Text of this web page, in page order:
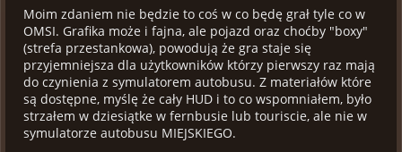
Moim zdaniem nie będzie to coś w co będę grał tyle co w
OMSI. Grafika może i fajna, ale pojazd oraz choćby "boxy"
(strefa przestankowa), powodują że gra staje się
przyjemniejsza dla użytkowników którzy pierwszy raz mają
do czynienia z symulatorem autobusu. Z materiałów które
są dostępne, myślę że cały HUD i to co wspomniałem, było
strzałem w dziesiątke w fernbusie lub touriscie, ale nie w
symulatorze autobusu MIEJSKIEGO.